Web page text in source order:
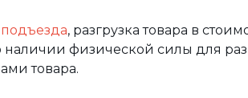
подъезда, разгрузка товара в
наличии физической силы для
товара.